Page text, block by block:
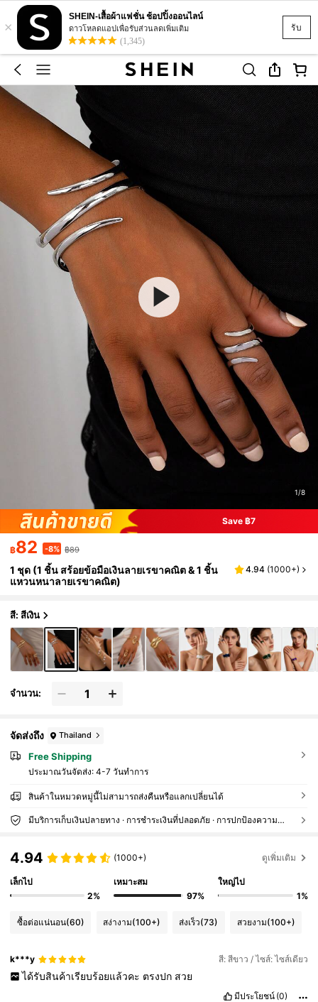
รับ
×
SHEIN-เสื้อผ้าแฟชั่น ช้อปปิ้งออนไลน์
ดาวโหลดแอปเพื่อรับส่วนลดเพิ่มเติม
(1,345)
1/8
Save ฿7
฿82 -8% ฿89
1 ชุด (1 ชิ้น สร้อยข้อมือเงินลายเรขาคณิต & 1 ชิ้น
แหวนหนาลายเรขาคณิต)
4.94 (1000+)
สี: สีเงิน
จำนวน:
จัดส่งถึง Thailand
Free Shipping
ประมาณวันจัดส่ง: 4-7 วันทำการ
สินค้าในหมวดหมู่นี้ไม่สามารถส่งคืนหรือแลกเปลี่ยนได้
มีบริการเก็บเงินปลายทาง · การชำระเงินที่ปลอดภัย · การปกป้องความเป็นส่วนตัว
4.94 (1000+) ดูเพิ่มเติม
เล็กไป
2%
เหมาะสม
97%
ใหญ่ไป
1%
ซื้อต่อแน่นอน(60) สง่างาม(100+) ส่งเร็ว(73) สวยงาม(100+)
k***y สี: สีขาว / ไซส์: ไซส์เดียว
ได้รับสินค้าเรียบร้อยแล้วคะ ตรงปก สวย
มีประโยชน์ (0)